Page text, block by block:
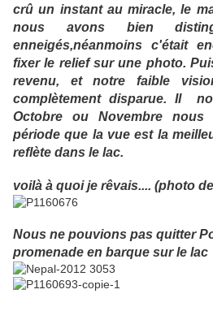
crû un instant au miracle, le
nous avons bien
enneigés,néanmoins c'était
fixer le relief sur une photo.
revenu, et notre faible
complètement disparue. Il
Octobre ou Novembre
période que la vue est la
reflète dans le lac.
voilà à quoi je rêvais.... (photo
Nous ne pouvions pas quitter
promenade en barque sur le lac